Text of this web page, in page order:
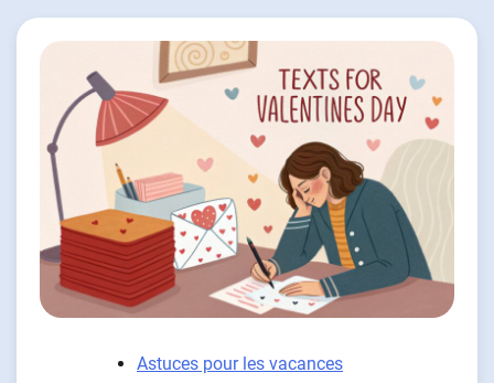
Astuces pour les vacances